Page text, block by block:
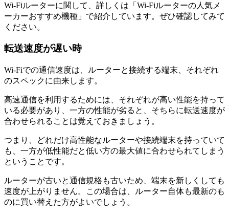
Wi-Fiルーターに関して、詳しくは「Wi-Fiルーターの人気メ
ーカーおすすめ機種」で紹介しています。ぜひ確認してみて
ください。
転送速度が遅い時
Wi-Fiでの通信速度は、ルーターと接続する端末、それぞれ
のスペックに由来します。
高速通信を利用するためには、それぞれが高い性能を持って
いる必要があり、一方の性能が劣ると、そちらに転送速度が
合わせられることは覚えておきましょう。
つまり、どれだけ高性能なルーターや接続端末を持っていて
も、一方が低性能だと低い方の最大値に合わせられてしまう
ということです。
ルーターが古いと通信規格も古いため、端末を新しくしても
速度が上がりません。この場合は、ルーター自体も最新のも
のに買い替えた方がよいでしょう。